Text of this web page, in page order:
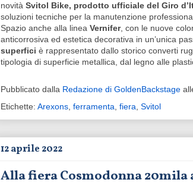
novità Svitol Bike, prodotto ufficiale del Giro
soluzioni tecniche per la manutenzione
Spazio anche alla linea Vernifer, con le nuove
anticorrosiva ed estetica decorativa in un’unica
superfici è rappresentato dallo storico converti
tipologia di superficie metallica, dal legno alle
Pubblicato dalla Redazione di GoldenBackstage
Etichette: Arexons, ferramenta, fiera, Svitol
12 aprile 2022
Alla fiera Cosmodonna